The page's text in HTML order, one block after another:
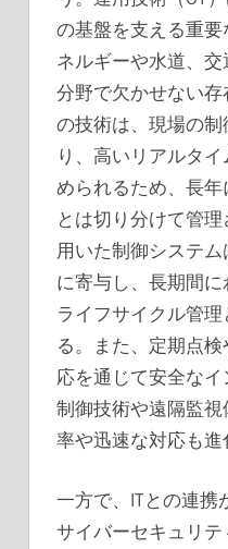
の基盤を支える重
ネルギーや水道、
分野で欠かせない
の技術は、現場の
り、高いリアルタ
められるため、長年
とは切り分けて管
用いた制御システ
に寄与し、長期間
ライフサイクル管
る。また、定期点
応を通じて安全なイ
制御技術や遠隔監
率や迅速な対応も進
一方で、ITとの連携
サイバーセキュリ